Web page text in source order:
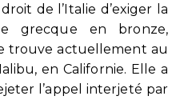
de l’Italie d’exiger la
grecque en bronze,
trouve actuellement au
en Californie. Elle a
l’appel interjeté par